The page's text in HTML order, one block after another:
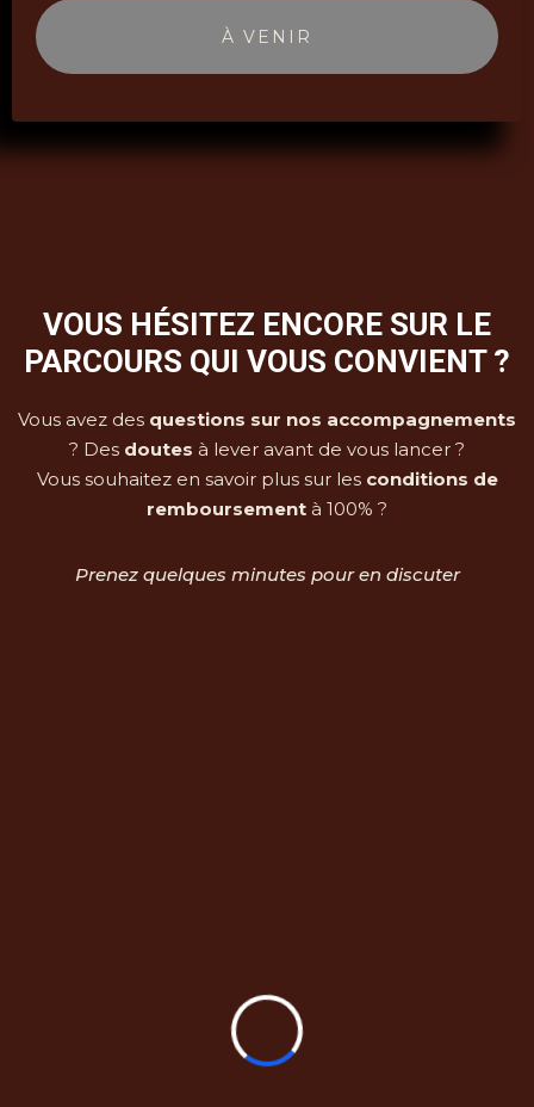
À VENIR
VOUS HÉSITEZ ENCORE SUR LE
PARCOURS QUI VOUS CONVIENT ?
Vous avez des questions sur nos accompagnements
? Des doutes à lever avant de vous lancer ?
Vous souhaitez en savoir plus sur les conditions de
remboursement à 100% ?
Prenez quelques minutes pour en discuter